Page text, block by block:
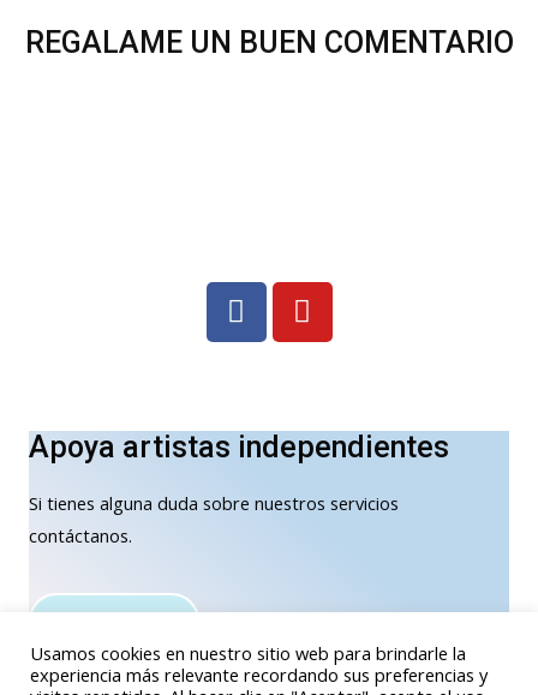
REGALAME UN BUEN COMENTARIO
Apoya artistas independientes
Si tienes alguna duda sobre nuestros servicios
contáctanos.
Usamos cookies en nuestro sitio web para brindarle la
experiencia más relevante recordando sus preferencias y